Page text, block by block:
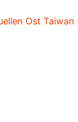
Ost Taiwan